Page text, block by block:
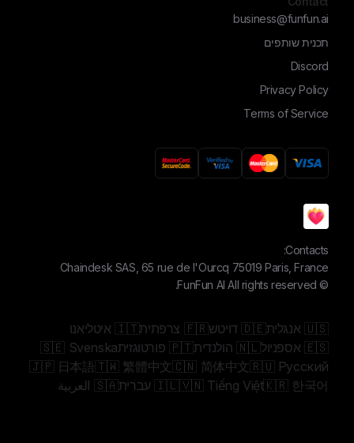
Contacts:
Chaindesk SAS, 65 rue de l'Ourcq 75019 Paris, France
©
FunFun AI All rights reserved.
business@funfun.ai
תכנית שותפים
Discord
Privacy Policy
Terms of Service
🇺🇸 אנגלית 🇩🇪 דויטש 🇫🇷 צרפתית
🇮🇹 איטליאנו
🇪🇸 אספניול
🇳🇱 הולנדית 🇵🇹 פורטוגזית
🇸🇪 Svenska
🇷🇺 Русский
🇨🇳 简体中文
🇹🇼 繁體中文
🇯🇵 日本語
🇰🇷 한국어
🇻🇳 Tiếng Việt🇮🇱 עברית 🇸🇦 العربية